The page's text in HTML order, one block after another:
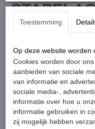
Bij 2 dezelfde artikelen
YS Ocean
YS Ocean Spray creëer
onweerstaanbare
net wat stugger. Bevat
Toestemming
Op deze website worden
Cookies worden door
aanbieden van sociale
van informatie en
sociale media-,
informatie over hoe u
informatie gebruiken in
zij mogelijk hebben